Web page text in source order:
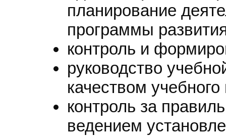
планирование
программы
контроль и
руководство
качеством
контроль за
ведением